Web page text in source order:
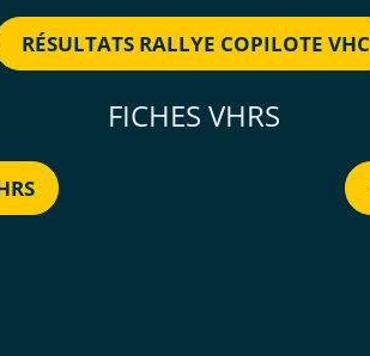
RÉSULTATS RALLYE COPILOTE VHC
FICHES VHRS